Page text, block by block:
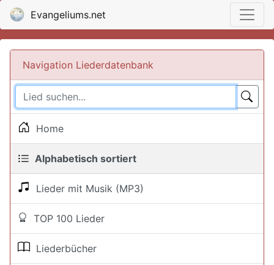
Evangeliums.net
Navigation Liederdatenbank
Home
Alphabetisch sortiert
Lieder mit Musik (MP3)
TOP 100 Lieder
Liederbücher